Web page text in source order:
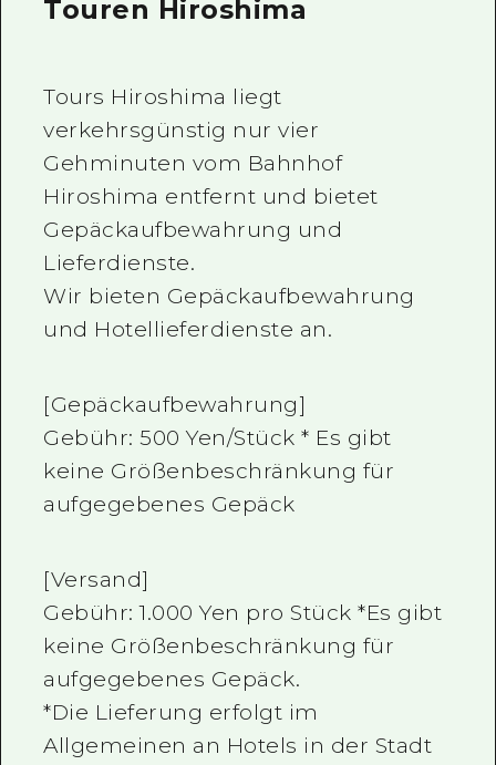
Touren Hiroshima
Tours Hiroshima liegt
verkehrsgünstig nur vier
Gehminuten vom Bahnhof
Hiroshima entfernt und bietet
Gepäckaufbewahrung und
Lieferdienste.
Wir bieten Gepäckaufbewahrung
und Hotellieferdienste an.
[Gepäckaufbewahrung]
Gebühr: 500 Yen/Stück * Es gibt
keine Größenbeschränkung für
aufgegebenes Gepäck
[Versand]
Gebühr: 1.000 Yen pro Stück *Es gibt
keine Größenbeschränkung für
aufgegebenes Gepäck.
*Die Lieferung erfolgt im
Allgemeinen an Hotels in der Stadt